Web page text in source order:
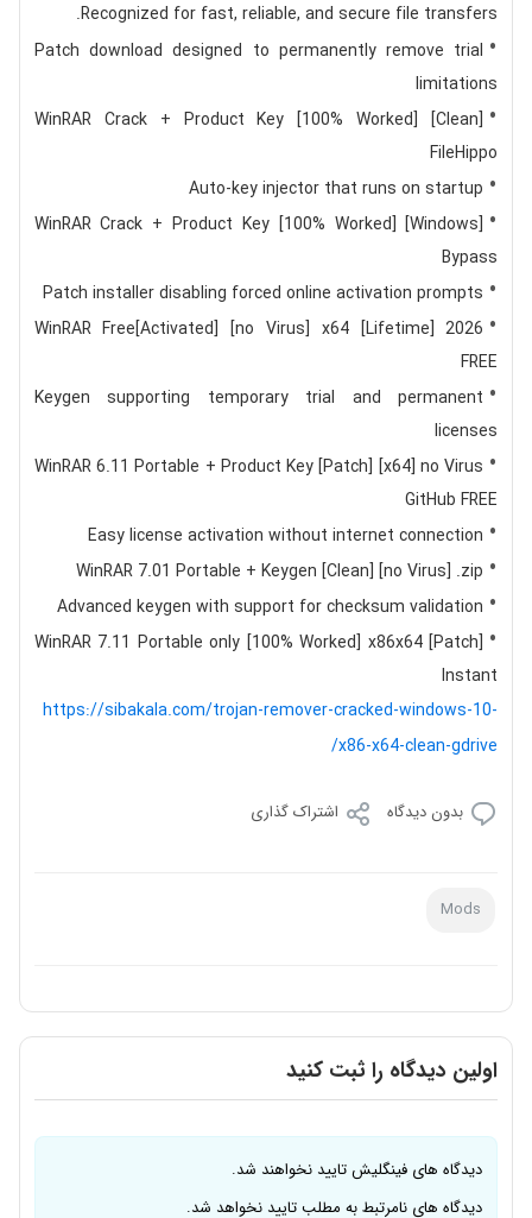
Recognized for fast, reliable, and secure file transfers.
Patch download designed to permanently remove trial
limitations
WinRAR Crack + Product Key [100% Worked] [Clean]
FileHippo
Auto-key injector that runs on startup
WinRAR Crack + Product Key [100% Worked] [Windows]
Bypass
Patch installer disabling forced online activation prompts
WinRAR Free[Activated] [no Virus] x64 [Lifetime] 2026
FREE
Keygen supporting temporary trial and permanent
licenses
WinRAR 6.11 Portable + Product Key [Patch] [x64] no Virus
GitHub FREE
Easy license activation without internet connection
WinRAR 7.01 Portable + Keygen [Clean] [no Virus] .zip
Advanced keygen with support for checksum validation
WinRAR 7.11 Portable only [100% Worked] x86x64 [Patch]
Instant
https://sibakala.com/trojan-remover-cracked-windows-10-
x86-x64-clean-gdrive/
بدون دیدگاه اشتراک گذاری
Mods
اولین دیدگاه را ثبت کنید
دیدگاه های فینگلیش تایید نخواهند شد.
دیدگاه های نامرتبط به مطلب تایید نخواهد شد.